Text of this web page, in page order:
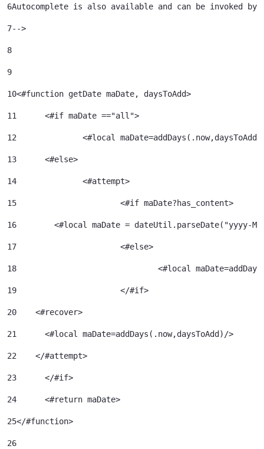
6Autocomplete is also available and can be invoked
7-->
8
9
10<#function getDate maDate, daysToAdd>
11
	<#if maDate =="all">
12
<#local
13
	<#else>
14
		<#attempt>
15
			<#if maDate?has_content>
16
<#local maDate = dateUtil.parseDate("yyyy-
17
			<#else>
18
<#local
19
			</#if>
20
    <#recover>
21
      <#local maDate=addDays(.now,daysToAdd)/>
22
    </#attempt>
23
	</#if>
24
	<#return maDate>
25</#function>
26